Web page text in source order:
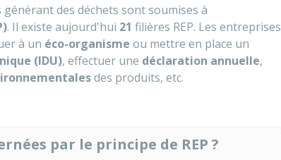
des déchets sont soumises à
. Il existe aujourd'hui 21 filières REP. Les entreprises
à un éco-organisme ou mettre en place un
(IDU), effectuer une déclaration annuelle,
des produits, etc.
par le principe de REP ?